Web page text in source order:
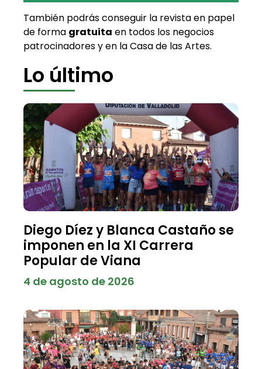
También podrás conseguir la revista en papel
de forma gratuita en todos los negocios
patrocinadores y en la Casa de las Artes.
Lo último
Diego Díez y Blanca Castaño se
imponen en la XI Carrera
Popular de Viana
4 de agosto de 2026